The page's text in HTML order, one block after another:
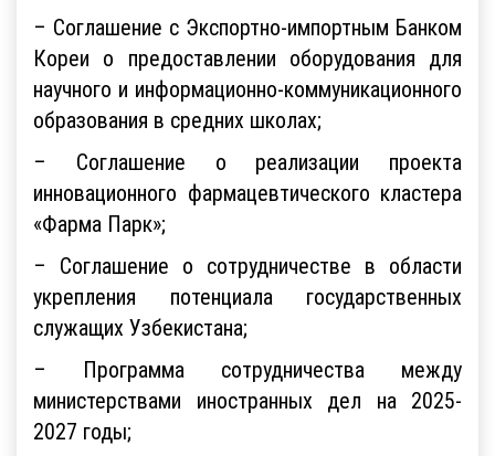
– Соглашение с Экспортно-импортным Банком
Кореи о предоставлении оборудования для
научного и информационно-коммуникационного
образования в средних школах;
– Соглашение о реализации проекта
инновационного фармацевтического кластера
«Фарма Парк»;
– Соглашение о сотрудничестве в области
укрепления потенциала государственных
служащих Узбекистана;
– Программа сотрудничества между
министерствами иностранных дел на 2025-
2027 годы;